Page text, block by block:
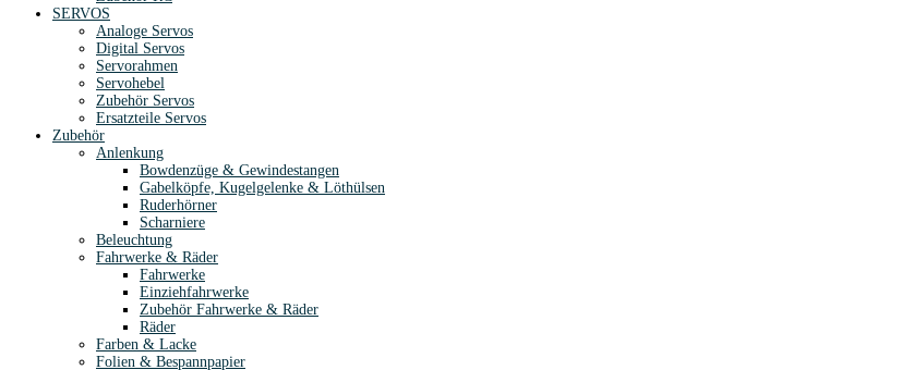
SERVOS
Analoge Servos
Digital Servos
Servorahmen
Servohebel
Zubehör Servos
Ersatzteile Servos
Zubehör
Anlenkung
Bowdenzüge & Gewindestangen
Gabelköpfe, Kugelgelenke & Löthülsen
Ruderhörner
Scharniere
Beleuchtung
Fahrwerke & Räder
Fahrwerke
Einziehfahrwerke
Zubehör Fahrwerke & Räder
Räder
Farben & Lacke
Folien & Bespannpapier